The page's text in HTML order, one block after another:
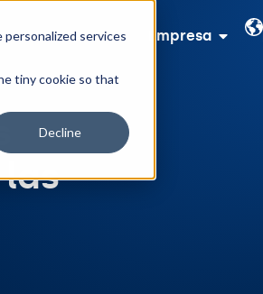
services
tiny cookie so that
Decline
Recursos Empresa